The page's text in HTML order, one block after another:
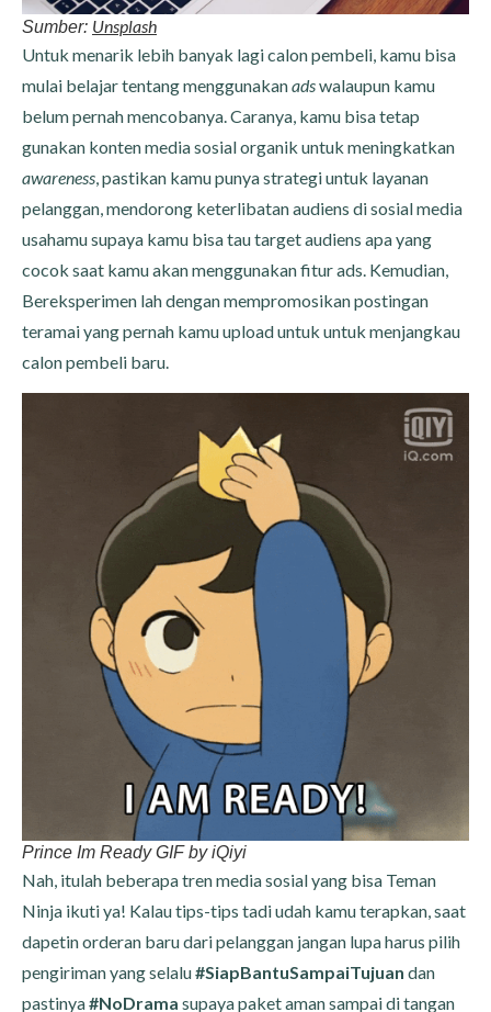
Sumber: Unsplash
Untuk menarik lebih banyak lagi calon pembeli, kamu bisa
mulai belajar tentang menggunakanadswalaupun kamu
belum pernah mencobanya. Caranya, kamu bisa tetap
gunakan konten media sosial organik untuk meningkatkan
awareness , pastikan kamu punya strategi untuk layanan
pelanggan, mendorong keterlibatan audiens di sosial media
usahamu supaya kamu bisa tau target audiens apa yang
cocok saat kamu akan menggunakan fitur ads. Kemudian,
Bereksperimen lah dengan mempromosikan postingan
teramai yang pernah kamu upload untuk untuk menjangkau
calon pembeli baru.
Prince Im Ready GIF by iQiyi
Nah, itulah beberapa tren media sosial yang bisa Teman
Ninja ikuti ya! Kalau tips-tips tadi udah kamu terapkan, saat
dapetin orderan baru dari pelanggan jangan lupa harus pilih
pengiriman yang selalu#SiapBantuSampaiTujuan dan
pastinya#NoDrama supaya paket aman sampai di tangan